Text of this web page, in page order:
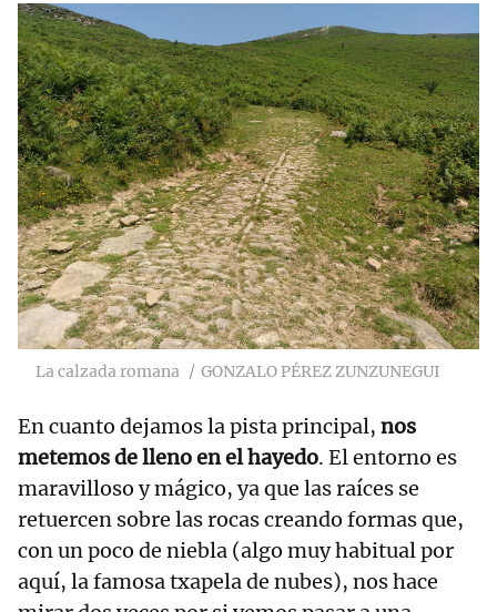
La calzada romana GONZALO PÉREZ ZUNZUNEGUI
En cuanto dejamos la pista principal, nos
metemos de lleno en el hayedo. El entorno es
maravilloso y mágico, ya que las raíces se
retuercen sobre las rocas creando formas que,
con un poco de niebla (algo muy habitual por
aquí, la famosa txapela de nubes), nos hace